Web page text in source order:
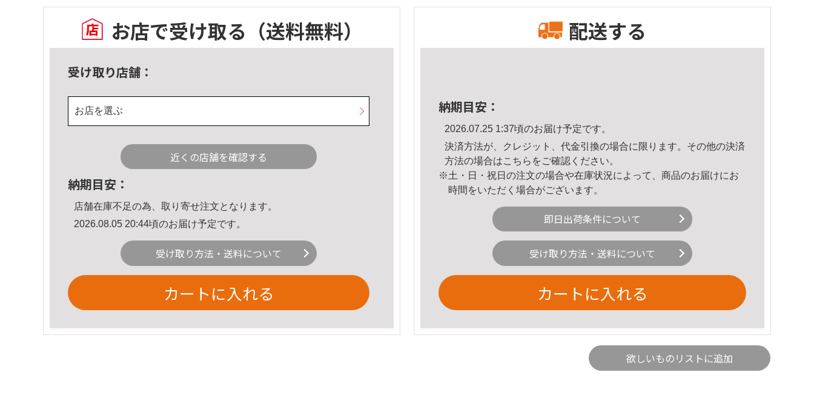
お店で受け取る （送料無料）
受け取り店舗：
お店を選ぶ
近くの店舗を確認する
納期目安：
店舗在庫不足の為、取り寄せ注文となります。
2026.08.05 20:44頃のお届け予定です。
受け取り方法・送料について
カートに入れる
配送する
納期目安：
2026.07.25 1:37頃のお届け予定です。
決済方法が、クレジット、代金引換の場合に限ります。その他の決済
方法の場合はこちら をご確認ください。
※土・日・祝日の注文の場合や在庫状況によって、商品のお届けにお
時間をいただく場合がございます。
即日出荷条件について
受け取り方法・送料について
カートに入れる
欲しいものリストに追加